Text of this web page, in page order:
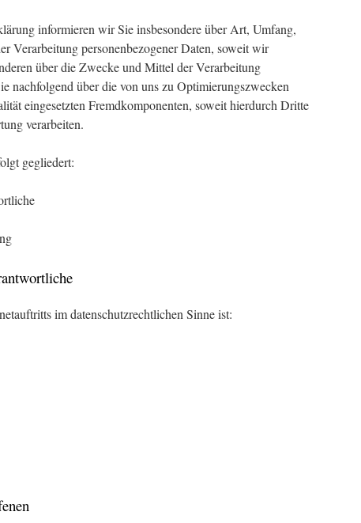
informieren wir Sie insbesondere über Art, Umfang,
Verarbeitung personenbezogener Daten, soweit wir
über die Zwecke und Mittel der Verarbeitung
nachfolgend über die von uns zu Optimierungszwecken
eingesetzten Fremdkomponenten, soweit hierdurch Dritte
verarbeiten.
gegliedert:
im datenschutzrechtlichen Sinne ist: